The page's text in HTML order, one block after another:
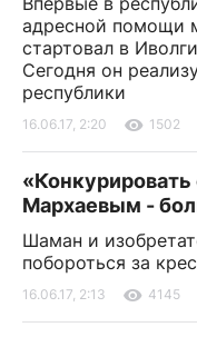
адресной помощи
стартовал в
Сегодня он
республики
16.06.17, 2:20 1502
Мархаевым -
Шаман и
побороться за
16.06.17, 2:13 4145